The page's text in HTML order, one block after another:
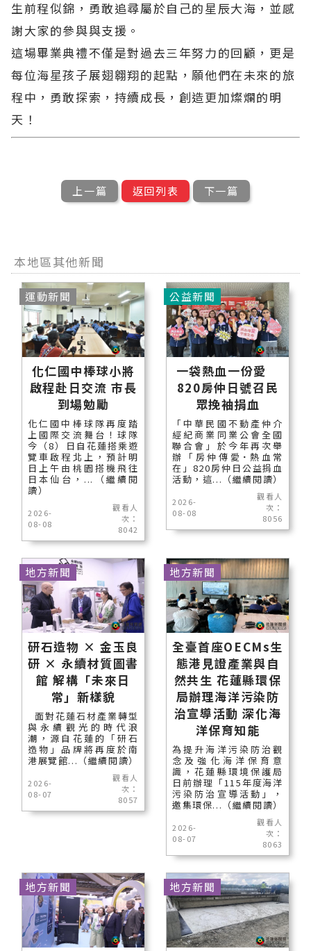
生前程似錦，勇敢追尋屬於自己的星辰大海，並感
謝大家的參與與支援。
這場畢業典禮不僅是對過去三年努力的回顧，更是
每位海星孩子展翅翱翔的起點，願他們在未來的旅
程中，勇敢探索，持續成長，創造更加燦爛的明
天！
上一篇 返回列表 下一篇
本地區其他新聞
化仁國中棒球小將
啟程赴日交流 市長
到場勉勵
化仁國中棒球隊再度踏
上國際交流舞台！球隊
今（8）日自花蓮搭乘遊
覽車啟程北上，預計明
日上午由桃園搭機飛往
日本仙台，...（繼續閱
讀）
2026-
08-08
觀看人
次：
8042
運動新聞
一袋熱血一份愛
820房仲日號召民
眾挽袖捐血
「中華民國不動產仲介
經紀商業同業公會全國
聯合會」於今年再次舉
辦「房仲傳愛˙熱血常
在」820房仲日公益捐血
活動，這...（繼續閱讀）
2026-
08-08
觀看人
次：
8056
公益新聞
研石造物 × 金玉良
研 × 永續材質圖書
館 解構「未來日
常」新樣貌
面對花蓮石材產業轉型
與永續觀光的時代浪
潮，源自花蓮的「研石
造物」品牌將再度於南
港展覽館...（繼續閱讀）
2026-
08-07
觀看人
次：
8057
地方新聞
全臺首座OECMs生
態港見證產業與自
然共生 花蓮縣環保
局辦理海洋污染防
治宣導活動 深化海
洋保育知能
為提升海洋污染防治觀
念及強化海洋保育意
識，花蓮縣環境保護局
日前辦理「115年度海洋
污染防治宣導活動」，
邀集環保...（繼續閱讀）
2026-
08-07
觀看人
次：
8063
地方新聞
地方新聞 地方新聞